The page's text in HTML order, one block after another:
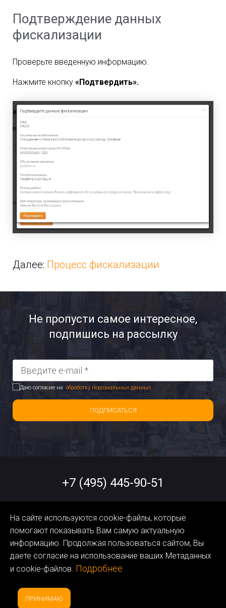
Подтверждение данных
фискализации
Проверьте введенную информацию.
Нажмите кнопку «Подтвердить».
Далее: Процесс фискализации
Не пропусти самое интересное,
подпишись на рассылку
Даю согласие на обработку персональных данных
ПОДПИСАТЬСЯ
+7 (495) 445-90-51
Политика обработки
Персональных Данных
На сайте используются cookie-файлы, которые
помогают показывать Вам самую актуальную
информацию. Продолжая пользоваться сайтом, Вы
даете согласие на использование ваших Метаданных
и cookie-файлов. Подробнее
ПРИНИМАЮ